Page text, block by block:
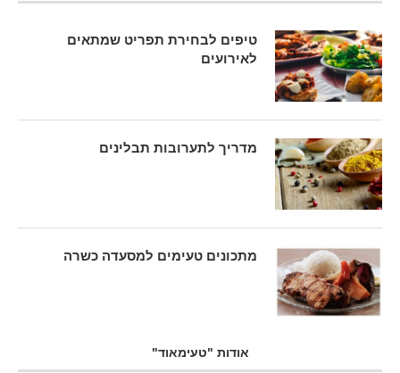
טיפים לבחירת תפריט שמתאים
לאירועים
מדריך לתערובות תבלינים
מתכונים טעימים למסעדה כשרה
אודות "טעימאוד"